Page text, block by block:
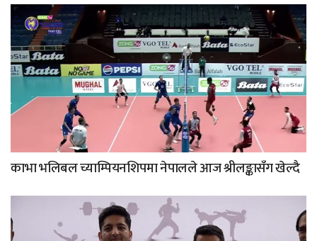
काभा भलिबल च्याम्पियनशिपमा नेपालले आज श्रीलङ्कासँग खेल्दै